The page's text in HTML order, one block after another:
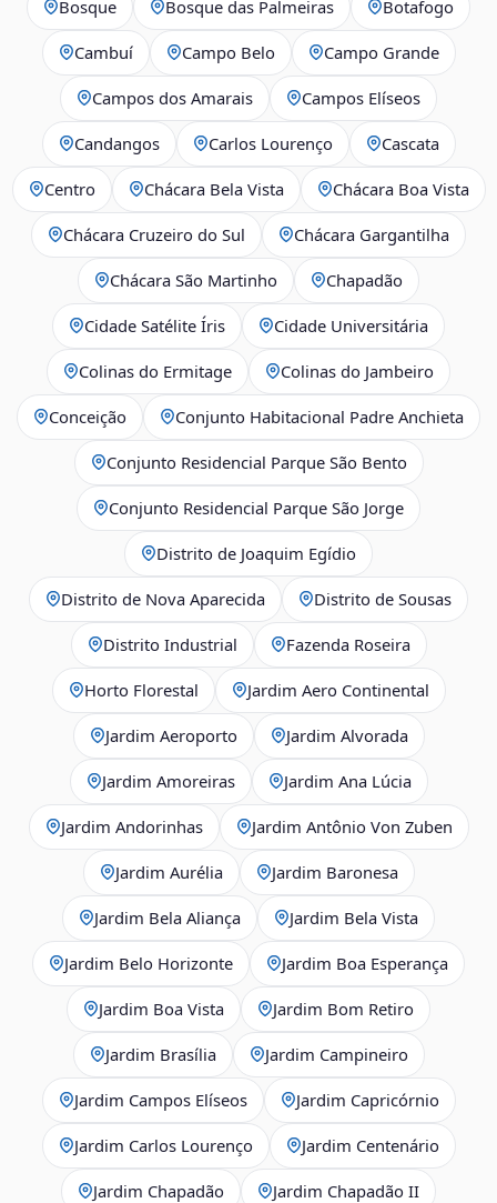
Bosque Bosque das Palmeiras Botafogo
Cambuí Campo Belo Campo Grande
Campos dos Amarais Campos Elíseos
Candangos Carlos Lourenço Cascata
Centro Chácara Bela Vista Chácara Boa Vista
Chácara Cruzeiro do Sul Chácara Gargantilha
Chácara São Martinho Chapadão
Cidade Satélite Íris Cidade Universitária
Colinas do Ermitage Colinas do Jambeiro
Conceição Conjunto Habitacional Padre Anchieta
Conjunto Residencial Parque São Bento
Conjunto Residencial Parque São Jorge
Distrito de Joaquim Egídio
Distrito de Nova Aparecida Distrito de Sousas
Distrito Industrial Fazenda Roseira
Horto Florestal Jardim Aero Continental
Jardim Aeroporto Jardim Alvorada
Jardim Amoreiras Jardim Ana Lúcia
Jardim Andorinhas Jardim Antônio Von Zuben
Jardim Aurélia Jardim Baronesa
Jardim Bela Aliança Jardim Bela Vista
Jardim Belo Horizonte Jardim Boa Esperança
Jardim Boa Vista Jardim Bom Retiro
Jardim Brasília Jardim Campineiro
Jardim Campos Elíseos Jardim Capricórnio
Jardim Carlos Lourenço Jardim Centenário
Jardim Chapadão Jardim Chapadão II